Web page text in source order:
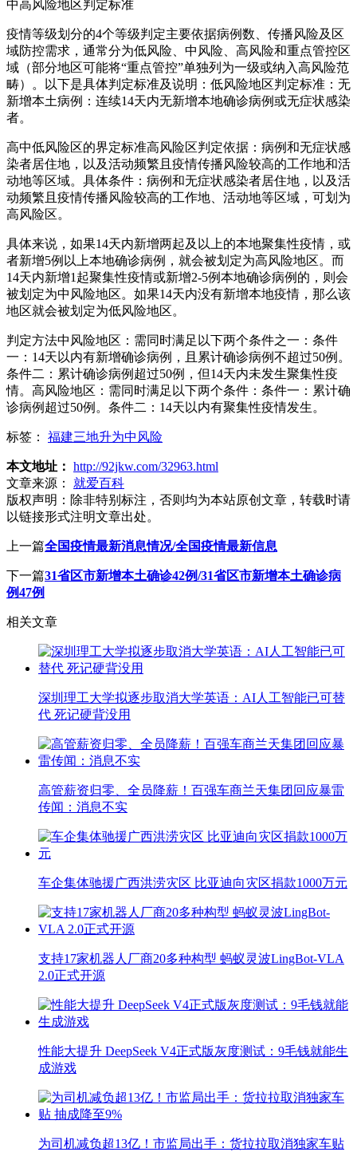
中高风险地区判定标准
疫情等级划分的4个等级判定主要依据病例数、传播风险及区
域防控需求，通常分为低风险、中风险、高风险和重点管控区
域（部分地区可能将“重点管控”单独列为一级或纳入高风险范
畴）。以下是具体判定标准及说明：低风险地区判定标准：无
新增本土病例：连续14天内无新增本地确诊病例或无症状感染
者。
高中低风险区的界定标准高风险区判定依据：病例和无症状感
染者居住地，以及活动频繁且疫情传播风险较高的工作地和活
动地等区域。具体条件：病例和无症状感染者居住地，以及活
动频繁且疫情传播风险较高的工作地、活动地等区域，可划为
高风险区。
具体来说，如果14天内新增两起及以上的本地聚集性疫情，或
者新增5例以上本地确诊病例，就会被划定为高风险地区。而
14天内新增1起聚集性疫情或新增2-5例本地确诊病例的，则会
被划定为中风险地区。如果14天内没有新增本地疫情，那么该
地区就会被划定为低风险地区。
判定方法中风险地区：需同时满足以下两个条件之一：条件
一：14天以内有新增确诊病例，且累计确诊病例不超过50例。
条件二：累计确诊病例超过50例，但14天内未发生聚集性疫
情。高风险地区：需同时满足以下两个条件：条件一：累计确
诊病例超过50例。条件二：14天以内有聚集性疫情发生。
标签： 福建三地升为中风险
本文地址： http://92jkw.com/32963.html
文章来源：
就爱百科
版权声明： 除非特别标注，否则均为本站原创文章，转载时请
以链接形式注明文章出处。
上一篇全国疫情最新消息情况/全国疫情最新信息
下一篇31省区市新增本土确诊42例/31省区市新增本土确诊病
例47例
相关文章
深圳理工大学拟逐步取消大学英语：AI人工智能已可替
代 死记硬背没用
高管薪资归零、全员降薪！百强车商兰天集团回应暴雷
传闻：消息不实
车企集体驰援广西洪涝灾区 比亚迪向灾区捐款1000万元
支持17家机器人厂商20多种构型 蚂蚁灵波LingBot-VLA
2.0正式开源
性能大提升 DeepSeek V4正式版灰度测试：9毛钱就能生
成游戏
为司机减负超13亿！市监局出手：货拉拉取消独家车贴